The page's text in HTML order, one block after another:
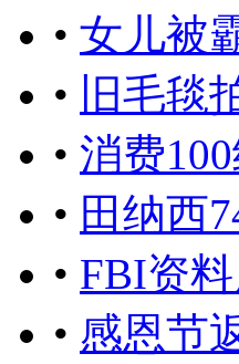
• 女儿被
•
旧毛毯
• 消费
• 田纳西
• FBI资
• 感恩节